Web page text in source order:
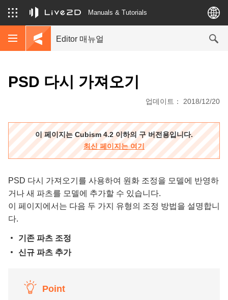
Manuals & Tutorials
Editor 매뉴얼
PSD 다시 가져오기
업데이트： 2018/12/20
이 페이지는 Cubism 4.2 이하의 구 버전용입니다.
최신 페이지는 여기
PSD 다시 가져오기를 사용하여 원화 조정을 모델에 반영하
거나 새 파츠를 모델에 추가할 수 있습니다.
이 페이지에서는 다음 두 가지 유형의 조정 방법을 설명합니
다.
기존 파츠 조정
신규 파츠 추가
Point